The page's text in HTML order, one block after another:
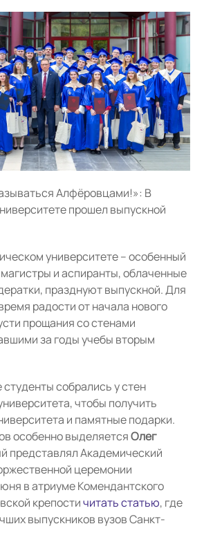
Алфёровцами!»: В
прошел выпускной
университете – особенный
и аспиранты, облаченные
празднуют выпускной. Для
радости от начала нового
прощания со стенами
за годы учебы вторым
собрались у стен
чтобы получить
и памятные подарки.
особенно выделяетсяОлег
представлял Академический
церемонии
в атриуме Комендантского
крепостичитать статью, где
выпускников вузов Санкт-